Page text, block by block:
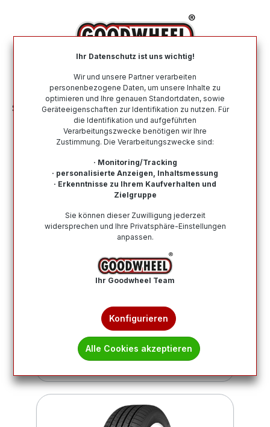
Sommerreifen Nach Geschwindigkeitsindex V
Sommerreifen mit dem
Hier finden Sie alle Sommerreifen mit dem
Geschwindigkeitsindex V. Von namenhaften und
alles dabei. Kauf auf Rechnung möglich, eine schnelle
Lieferung und ein vertrauenswürdiger Kundensupport.
Wie finde ich meine Reifengröße?
7 8 9 10 11
Ihr Datenschutz ist uns wichtig!
Wir und unsere Partner verarbeiten
personenbezogene Daten, um unsere Inhalte zu
optimieren und Ihre genauen Standortdaten, sowie
Geräteeigenschaften zur Identifikation zu nutzen. Für
die Identifikation und aufgeführten
Verarbeitungszwecke benötigen wir Ihre
Zustimmung. Die Verarbeitungszwecke sind:
· Monitoring/Tracking
· personalisierte Anzeigen, Inhaltsmessung
· Erkenntnisse zu Ihrem Kaufverhalten und
Zielgruppe
Sie können dieser Zuwilligung jederzeit
widersprechen und Ihre Privatsphäre-Einstellungen
anpassen.
Ihr Goodwheel Team
Konfigurieren
Alle Cookies akzeptieren